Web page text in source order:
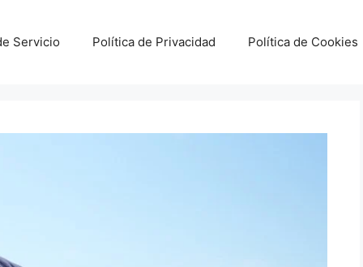
Servicio Política de Privacidad Política de Cookies